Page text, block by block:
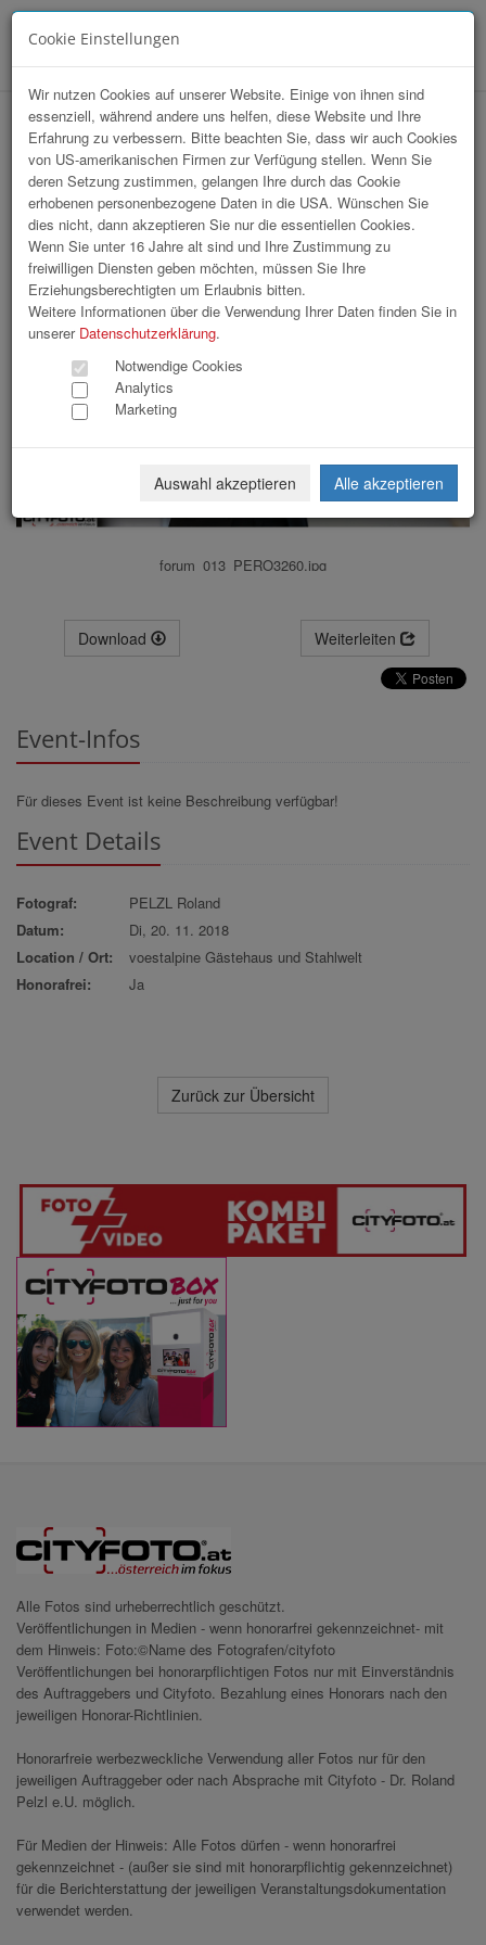
Business Upper Austria | Business &
Technology Forum Tag 1 und 2
forum_013_PERO3260.jpg
Download Weiterleiten
Event-Infos
Für dieses Event ist keine Beschreibung verfügbar!
Event Details
Fotograf:
PELZL Roland
Datum:
Di, 20. 11. 2018
Location / Ort:
voestalpine Gästehaus und Stahlwelt
Honorafrei:
Ja
Zurück zur Übersicht
Alle Fotos sind urheberrechtlich geschützt.
Veröffentlichungen in Medien - wenn honorarfrei gekennzeichnet- mit
dem Hinweis: Foto:©Name des Fotografen/cityfoto
Veröffentlichungen bei honorarpflichtigen Fotos nur mit Einverständnis
des Auftraggebers und Cityfoto. Bezahlung eines Honorars nach den
jeweiligen Honorar-Richtlinien.
Honorarfreie werbezweckliche Verwendung aller Fotos nur für den
jeweiligen Auftraggeber oder nach Absprache mit Cityfoto - Dr. Roland
Pelzl e.U. möglich.
Für Medien der Hinweis: Alle Fotos dürfen - wenn honorarfrei
gekennzeichnet - (außer sie sind mit honorarpflichtig gekennzeichnet)
für die Berichterstattung der jeweiligen Veranstaltungsdokumentation
verwendet werden.
Cookie Einstellungen
Wir nutzen Cookies auf unserer Website. Einige von ihnen sind
essenziell, während andere uns helfen, diese Website und Ihre
Erfahrung zu verbessern. Bitte beachten Sie, dass wir auch Cookies
von US-amerikanischen Firmen zur Verfügung stellen. Wenn Sie
deren Setzung zustimmen, gelangen Ihre durch das Cookie
erhobenen personenbezogene Daten in die USA. Wünschen Sie
dies nicht, dann akzeptieren Sie nur die essentiellen Cookies.
Wenn Sie unter 16 Jahre alt sind und Ihre Zustimmung zu
freiwilligen Diensten geben möchten, müssen Sie Ihre
Erziehungsberechtigten um Erlaubnis bitten.
Weitere Informationen über die Verwendung Ihrer Daten finden Sie in
unserer Datenschutzerklärung.
Notwendige Cookies
Analytics
Marketing
Auswahl akzeptieren Alle akzeptieren